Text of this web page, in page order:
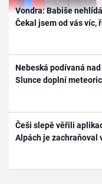
Vondra: Babiše
Čekal jsem od vás víc,
Nebeská podívaná
Slunce doplní
Češi slepě věřili
Alpách je zachraňoval